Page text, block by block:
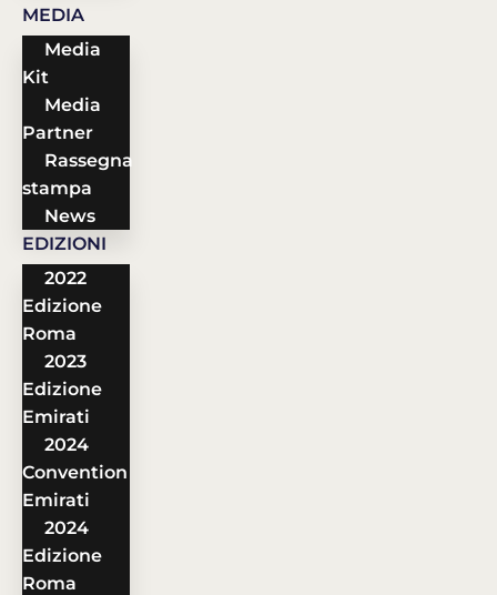
MEDIA
Media
Kit
Media
Partner
Rassegna
stampa
News
EDIZIONI
2022
Edizione
Roma
2023
Edizione
Emirati
2024
Convention
Emirati
2024
Edizione
Roma